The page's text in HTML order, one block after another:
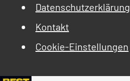
Datenschutzerklärung
Kontakt
Cookie-Einstellungen